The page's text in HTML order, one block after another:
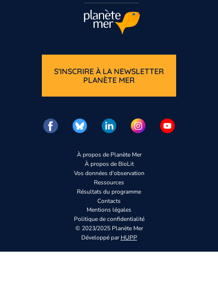
À propos de Planète Mer
À propos de BioLit
Vos données d'observation
Ressources
Résultats du programme
Contacts
Mentions légales
Politique de confidentialité
© 2023/2025 Planète Mer
Développé parHUPP
S'INSCRIRE À LA NEWSLETTER
PLANÈTE MER
Vous n’êtes pas encore inscrit à Biolit ?
Inscrivez-vous dès maintenant